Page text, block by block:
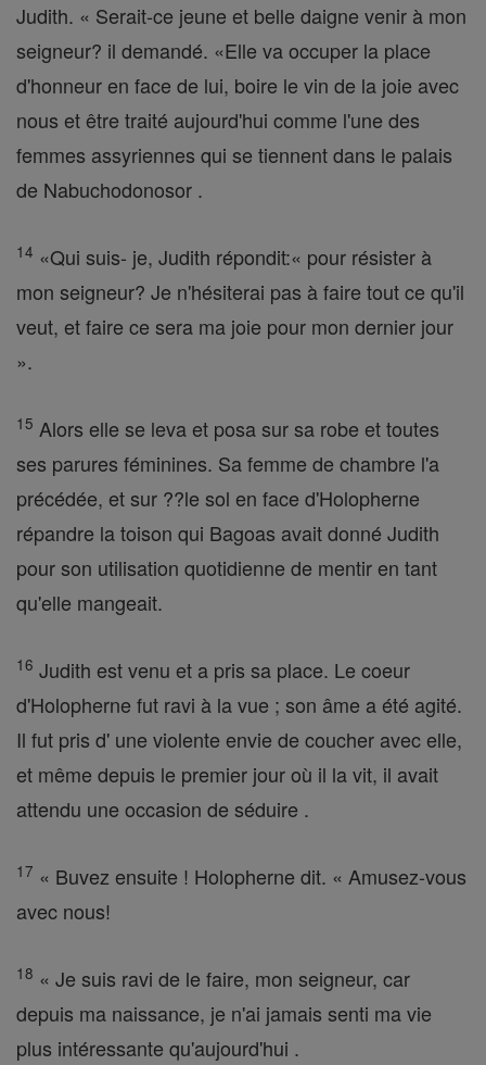
Judith. « Serait-ce jeune et belle daigne venir à mon
seigneur? il demandé. «Elle va occuper la place
d'honneur en face de lui, boire le vin de la joie avec
nous et être traité aujourd'hui comme l'une des
femmes assyriennes qui se tiennent dans le palais
de Nabuchodonosor .
14 «Qui suis- je, Judith répondit:« pour résister à
mon seigneur? Je n'hésiterai pas à faire tout ce qu'il
veut, et faire ce sera ma joie pour mon dernier jour
».
15 Alors elle se leva et posa sur sa robe et toutes
ses parures féminines. Sa femme de chambre l'a
précédée, et sur ??le sol en face d'Holopherne
répandre la toison qui Bagoas avait donné Judith
pour son utilisation quotidienne de mentir en tant
qu'elle mangeait.
16 Judith est venu et a pris sa place. Le coeur
d'Holopherne fut ravi à la vue ; son âme a été agité.
Il fut pris d' une violente envie de coucher avec elle,
et même depuis le premier jour où il la vit, il avait
attendu une occasion de séduire .
17 « Buvez ensuite ! Holopherne dit. « Amusez-vous
avec nous!
18 « Je suis ravi de le faire, mon seigneur, car
depuis ma naissance, je n'ai jamais senti ma vie
plus intéressante qu'aujourd'hui .